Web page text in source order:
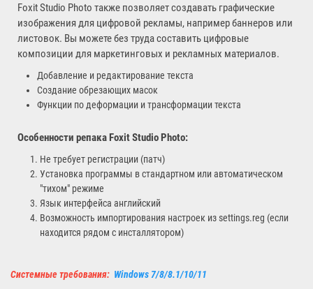
Foxit Studio Photo также позволяет создавать графические
изображения для цифровой рекламы, например баннеров или
листовок. Вы можете без труда составить цифровые
композиции для маркетинговых и рекламных материалов.
Добавление и редактирование текста
Создание обрезающих масок
Функции по деформации и трансформации текста
Особенности репака Foxit Studio Photo:
Не требует регистрации (патч)
Установка программы в стандартном или автоматическом
"тихом" режиме
Язык интерфейса английский
Возможность импортирования настроек из settings.reg (если
находится рядом с инсталлятором)
Системные требования: Windows 7/8/8.1/10/11